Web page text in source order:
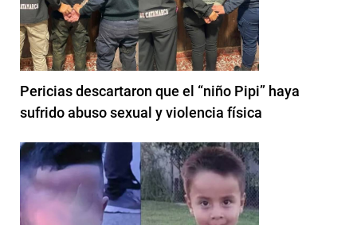
Pericias descartaron que el “niño Pipi” haya
sufrido abuso sexual y violencia física